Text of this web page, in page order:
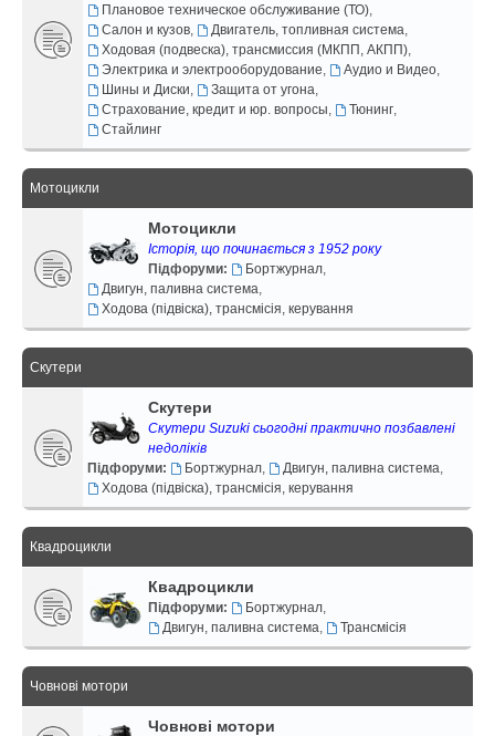
Плановое техническое обслуживание (ТО),
Салон и кузов, Двигатель, топливная система,
Ходовая (подвеска), трансмиссия (МКПП, АКПП),
Электрика и электрооборудование, Аудио и Видео,
Шины и Диски, Защита от угона,
Страхование, кредит и юр. вопросы, Тюнинг,
Стайлинг
Мотоцикли
Мотоцикли
Історія, що починається з 1952 року
Підфоруми:
Бортжурнал,
Двигун, паливна система,
Ходова (підвіска), трансмісія, керування
Скутери
Скутери
Скутери Suzuki сьогодні практично позбавлені
недоліків
Підфоруми:
Бортжурнал, Двигун, паливна система,
Ходова (підвіска), трансмісія, керування
Квадроцикли
Квадроцикли
Підфоруми: Бортжурнал,
Двигун, паливна система, Трансмісія
Човнові мотори
Човнові мотори